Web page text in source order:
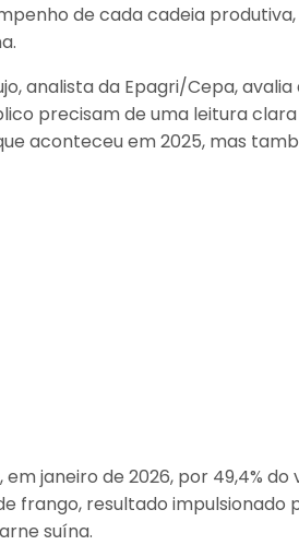
de cada cadeia
analista da Epagri/Cepa,
precisam de uma leitura
aconteceu em 2025, mas
janeiro de 2026, por 49,4% do
frango, resultado impulsionado
suína.